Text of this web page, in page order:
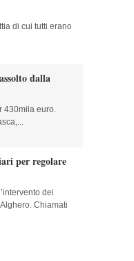
di cui tutti erano
dalla
430mila euro.
per regolare
dei
Chiamati